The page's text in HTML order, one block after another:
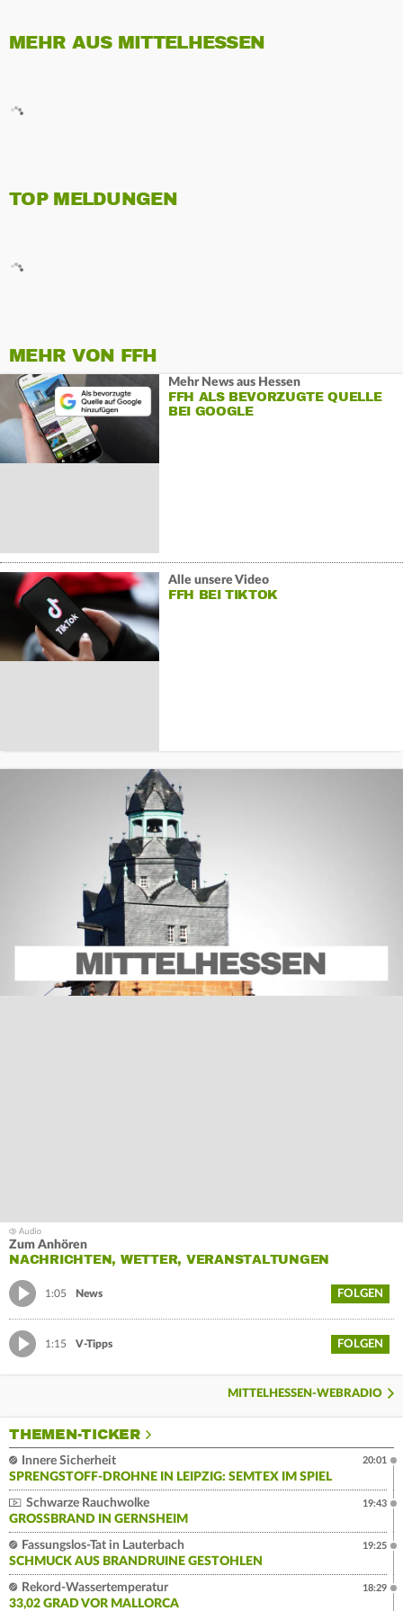
MEHR AUS MITTELHESSEN
TOP MELDUNGEN
MEHR VON FFH
Mehr News aus Hessen
FFH ALS BEVORZUGTE QUELLE
BEI GOOGLE
Alle unsere Video
FFH BEI TIKTOK
Zum Anhören
NACHRICHTEN, WETTER, VERANSTALTUNGEN
1:05 News FOLGEN
1:15 V-Tipps FOLGEN
MITTELHESSEN-WEBRADIO
THEMEN-TICKER
Innere Sicherheit
SPRENGSTOFF-DROHNE IN LEIPZIG: SEMTEX IM SPIEL
20:01
Schwarze Rauchwolke
GROSSBRAND IN GERNSHEIM
19:43
Fassungslos-Tat in Lauterbach
SCHMUCK AUS BRANDRUINE GESTOHLEN
19:25
Rekord-Wassertemperatur
33,02 GRAD VOR MALLORCA
18:29